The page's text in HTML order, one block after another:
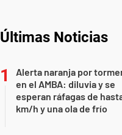
Últimas Noticias
Alerta naranja por
en el AMBA: diluvia y se
esperan ráfagas de
km/h y una ola de frío